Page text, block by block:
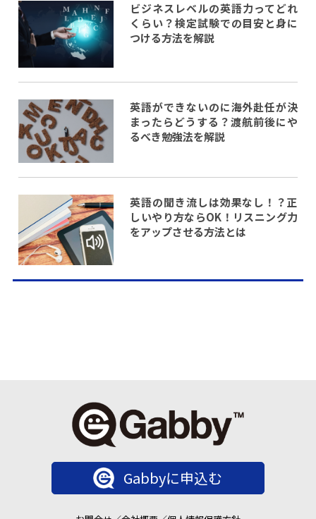
ビジネスレベルの英語力ってどれ
くらい？検定試験での目安と身に
つける方法を解説
英語ができないのに海外赴任が決
まったらどうする？渡航前後にや
るべき勉強法を解説
英語の聞き流しは効果なし！？正
しいやり方ならOK！リスニング力
をアップさせる方法とは
Gabbyに申込む